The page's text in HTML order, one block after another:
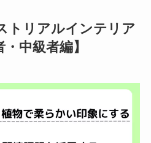
トリアルインテリア
中級者編】